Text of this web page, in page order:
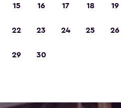
15 16 17 18 19
22 23 24 25 26
29 30